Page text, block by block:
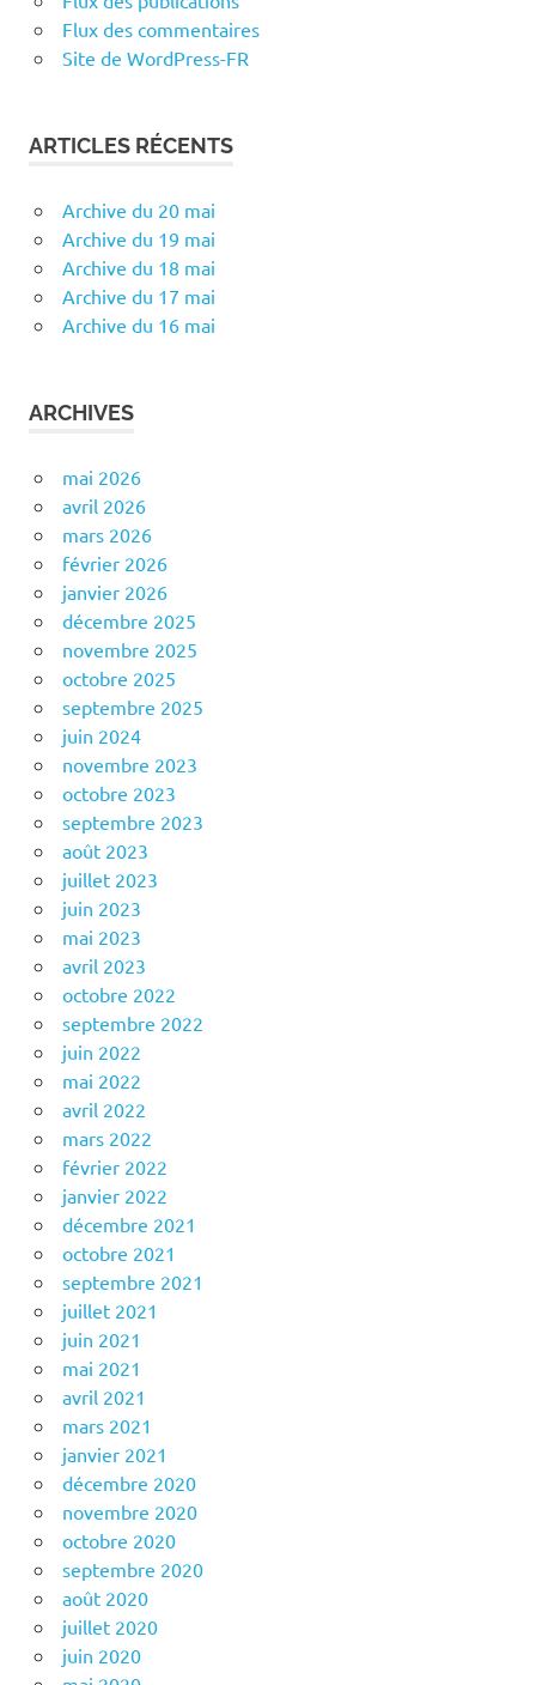
Flux des commentaires
Site de WordPress-FR
ARTICLES RÉCENTS
Archive du 20 mai
Archive du 19 mai
Archive du 18 mai
Archive du 17 mai
Archive du 16 mai
ARCHIVES
mai 2026
avril 2026
mars 2026
février 2026
janvier 2026
décembre 2025
novembre 2025
octobre 2025
septembre 2025
juin 2024
novembre 2023
octobre 2023
septembre 2023
août 2023
juillet 2023
juin 2023
mai 2023
avril 2023
octobre 2022
septembre 2022
juin 2022
mai 2022
avril 2022
mars 2022
février 2022
janvier 2022
décembre 2021
octobre 2021
septembre 2021
juillet 2021
juin 2021
mai 2021
avril 2021
mars 2021
janvier 2021
décembre 2020
novembre 2020
octobre 2020
septembre 2020
août 2020
juillet 2020
juin 2020